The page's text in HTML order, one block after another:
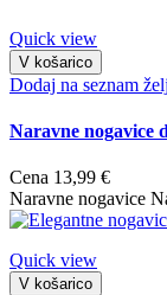
Quick view
V košarico
Dodaj na seznam
Naravne nogavice
Cena 13,99 €
Naravne nogavice
Quick view
V košarico